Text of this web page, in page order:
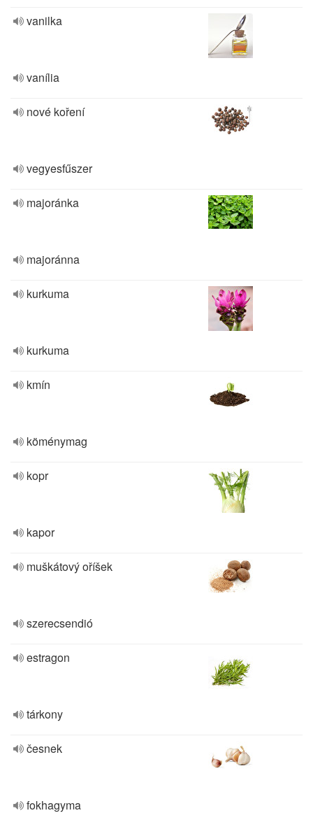
vanilka
vanília
nové koření
vegyesfűszer
majoránka
majoránna
kurkuma
kurkuma
kmín
köménymag
kopr
kapor
muškátový oříšek
szerecsendió
estragon
tárkony
česnek
fokhagyma